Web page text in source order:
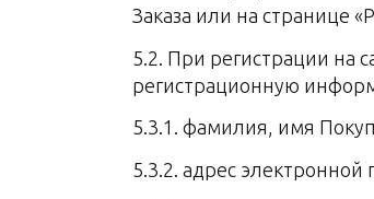
Заказа или на странице
5.2. При регистрации на
регистрационную
5.3.1. фамилия, имя
5.3.2. адрес электронной